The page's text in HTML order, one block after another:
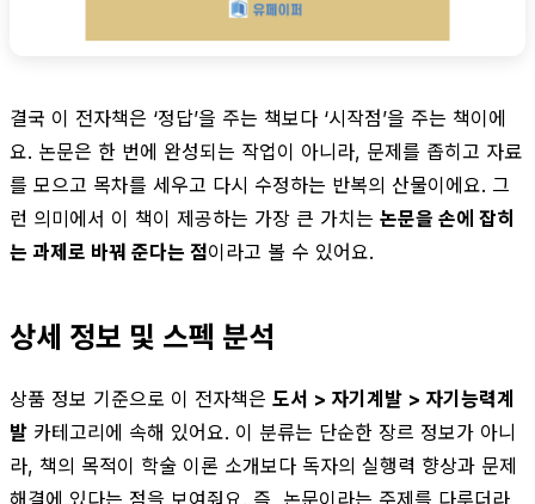
결국 이 전자책은 ‘정답’을 주는 책보다 ‘시작점’을 주는 책이에
요. 논문은 한 번에 완성되는 작업이 아니라, 문제를 좁히고 자료
를 모으고 목차를 세우고 다시 수정하는 반복의 산물이에요. 그
런 의미에서 이 책이 제공하는 가장 큰 가치는 논문을 손에 잡히
는 과제로 바꿔 준다는 점이라고 볼 수 있어요.
상세 정보 및 스펙 분석
상품 정보 기준으로 이 전자책은 도서 > 자기계발 > 자기능력계
발 카테고리에 속해 있어요. 이 분류는 단순한 장르 정보가 아니
라, 책의 목적이 학술 이론 소개보다 독자의 실행력 향상과 문제
해결에 있다는 점을 보여줘요. 즉, 논문이라는 주제를 다루더라